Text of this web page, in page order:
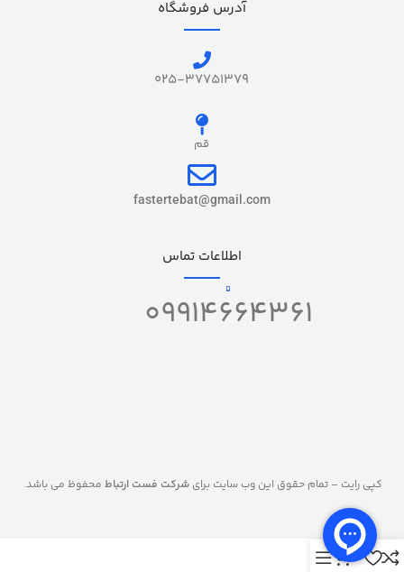
آدرس فروشگاه
025-37751379
قم
fastertebat@gmail.com
اطلاعات تماس
09914664361
کپی رایت – تمام حقوق این وب سایت برایشرکت فست ارتباط محفوظ می باشد.
0